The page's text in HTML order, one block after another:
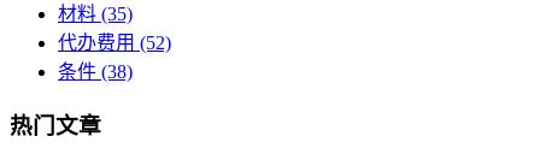
材料 (35)
代办费用 (52)
条件 (38)
热门文章